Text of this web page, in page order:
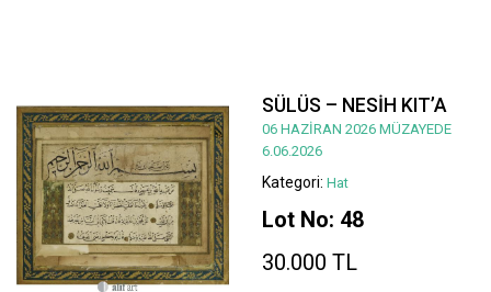
SÜLÜS – NESİH KIT’A
06 HAZİRAN 2026 MÜZAYEDE
6.06.2026
Kategori: Hat
Lot No: 48
30.000 TL